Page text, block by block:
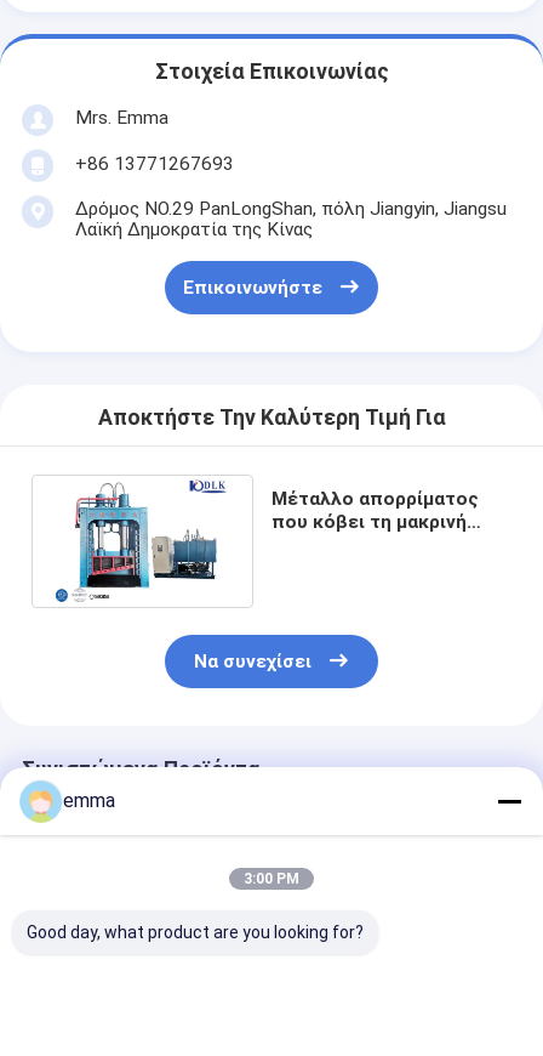
Στοιχεία Επικοινωνίας
Mrs. Emma
+86 13771267693
Δρόμος NO.29 PanLongShan, πόλη Jiangyin, Jiangsu
Λαϊκή Δημοκρατία της Κίνας
Επικοινωνήστε
Αποκτήστε Την Καλύτερη Τιμή Για
Μέταλλο απορρίματος
που κόβει τη μακρινή
Να συνεχίσει
Συνιστώμενα Προϊόντα
emma
3:00 PM
Good day, what product are you looking for?